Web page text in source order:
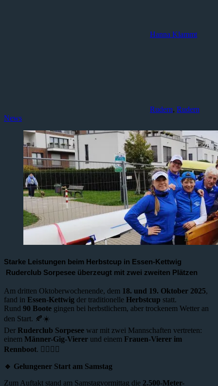
Hanna Klammt
Rudern, Rudern
News
Starke Leistungen beim Herbstcup in Essen-Kettwig
Ruderclub Sorpesee überzeugt mit zwei zweiten Plätzen
Am dritten Oktoberwochenende, dem 18. und 19. Oktober 2025,
fand in Essen-Kettwig der traditionelle Herbstcup statt.
Rund 90 Boote gingen bei herbstlichem, aber trockenem Wetter an
den Start. 🍂☀️
Der Ruderclub Sorpesee war mit zwei Mannschaften vertreten:
einem Männer-Gig-Vierer und einem Frauen-Vierer im
Rennboot. 🚣‍♀️🚣‍♂️
🔹 Gelungener Start am Samstag
Zum Auftakt stand am Samstagvormittag die 2.500-Meter-